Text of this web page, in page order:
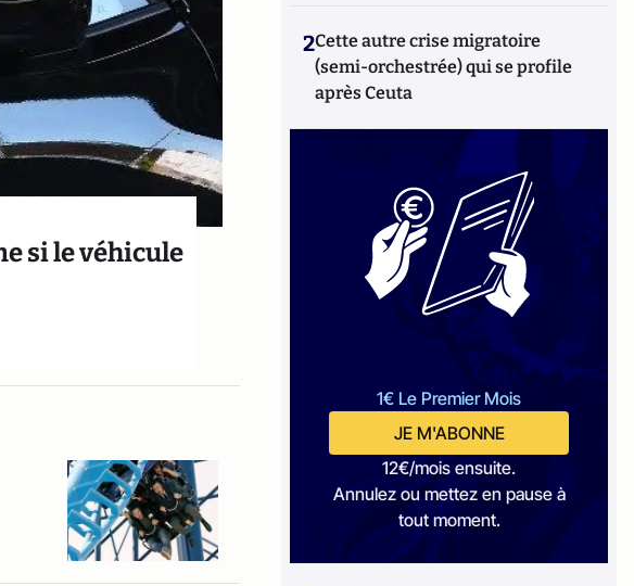
si le véhicule
2Cette autre crise migratoire
(semi-orchestrée) qui se profile
après Ceuta
1€ Le Premier Mois
JE M'ABONNE
12€/mois ensuite.
Annulez ou mettez en pause à
tout moment.